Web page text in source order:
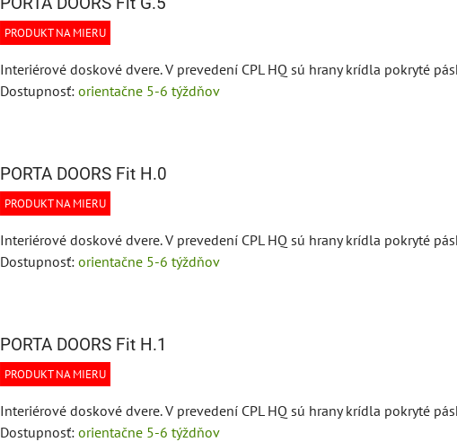
PRODUKT NA MIERU
Interiérové doskové dvere. V prevedení CPL HQ sú hrany krídla pokryté
Dostupnosť: orientačne 5-6 týždňov
PORTA DOORS Fit H.0
PRODUKT NA MIERU
Interiérové doskové dvere. V prevedení CPL HQ sú hrany krídla pokryté
Dostupnosť: orientačne 5-6 týždňov
PORTA DOORS Fit H.1
PRODUKT NA MIERU
Interiérové doskové dvere. V prevedení CPL HQ sú hrany krídla pokryté
Dostupnosť: orientačne 5-6 týždňov